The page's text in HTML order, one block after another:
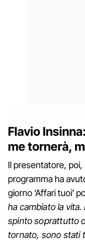
Flavio
me tornerà,
Il presentatore,
programma ha
giorno ‘Affari tuoi'
ha cambiato la
spinto soprattutto
tornato, sono stati